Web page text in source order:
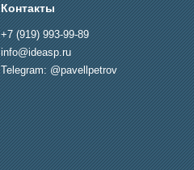
Контакты
+7 (919) 993-99-89
info@ideasp.ru
Telegram: @pavellpetrov